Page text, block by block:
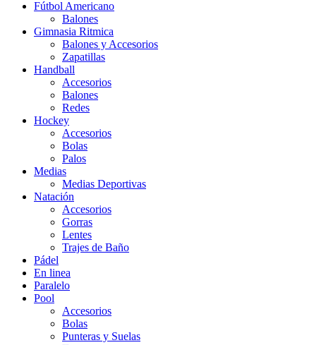
Fútbol Americano
Balones
Gimnasia Ritmica
Balones y Accesorios
Zapatillas
Handball
Accesorios
Balones
Redes
Hockey
Accesorios
Bolas
Palos
Medias
Medias Deportivas
Natación
Accesorios
Gorras
Lentes
Trajes de Baño
Pádel
En linea
Paralelo
Pool
Accesorios
Bolas
Punteras y Suelas